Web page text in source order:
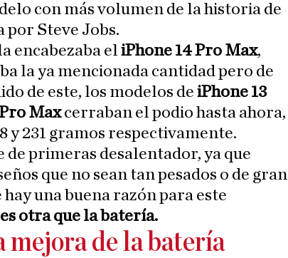
con más volumen de la historia de
por Steve Jobs.
encabezaba el iPhone 14 Pro Max,
la ya mencionada cantidad pero de
de este, los modelos de iPhone 13
Maxcerraban el podio hasta ahora,
y 231 gramos respectivamente.
de primeras desalentador, ya que
que no sean tan pesados o de gran
una buena razón para este
otra que la batería.
mejora de la batería